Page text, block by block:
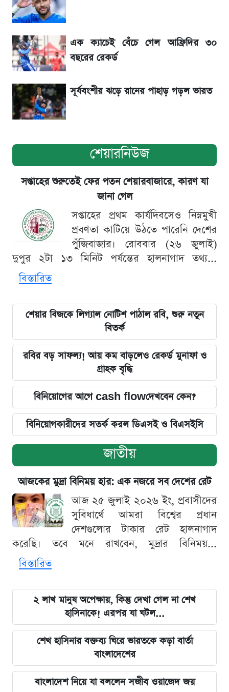
শেখ হাসিনার বক্তব্য ঘিরে ভারতকে কড়া বার্তা
বাংলাদেশের
সাকিবের বাড়িতে হামলা নিয়ে মুখ খুললেন দিলীপ
ঘোষ
এক ক্যাচেই বেঁচে গেল আফ্রিদির ৩০
বছরের রেকর্ড
সূর্যবংশীর ঝড়ে রানের পাহাড় গড়ল ভারত
শেয়ারনিউজ
সপ্তাহের শুরুতেই ফের পতন শেয়ারবাজারে, কারণ যা
জানা গেল
সপ্তাহের প্রথম কার্যদিবসেও নিম্নমুখী
প্রবণতা কাটিয়ে উঠতে পারেনি দেশের
পুঁজিবাজার। রোববার (২৬ জুলাই)
দুপুর ২টা ১৩ মিনিট পর্যন্তের হালনাগাদ তথ্য...
বিস্তারিত
শেয়ার বিজকে লিগ্যাল নোটিশ পাঠাল রবি, শুরু নতুন
বিতর্ক
রবির বড় সাফল্য! আয় কম বাড়লেও রেকর্ড মুনাফা ও
গ্রাহক বৃদ্ধি
বিনিয়োগের আগে cash flowদেখবেন কেন?
বিনিয়োগকারীদের সতর্ক করল ডিএসই ও বিএসইসি
জাতীয়
আজকের মুদ্রা বিনিময় হার: এক নজরে সব দেশের রেট
আজ ২৫ জুলাই ২০২৬ ইং, প্রবাসীদের
সুবিধার্থে আমরা বিশ্বের প্রধান
দেশগুলোর টাকার রেট হালনাগাদ
করেছি। তবে মনে রাখবেন, মুদ্রার বিনিময়...
বিস্তারিত
২ লাখ মানুষ অপেক্ষায়, কিন্তু দেখা গেল না শেখ
হাসিনাকে! এরপর যা ঘটল...
শেখ হাসিনার বক্তব্য ঘিরে ভারতকে কড়া বার্তা
বাংলাদেশের
বাংলাদেশ নিয়ে যা বললেন সজীব ওয়াজেদ জয়